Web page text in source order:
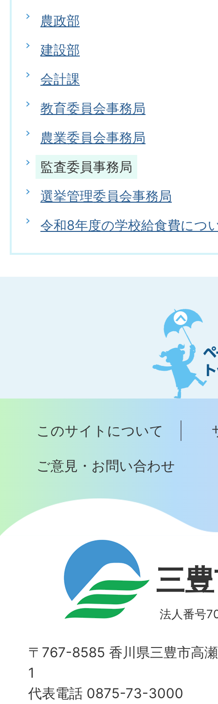
農政部
建設部
会計課
教育委員会事務局
農業委員会事務局
監査委員事務局
選挙管理委員会事務局
令和8年度の学校給食費につ
ペ
ー
ジ
ト
ッ
へ
このサイトについて
ご意見・お問い合わせ
三
法人番号
〒767-8585 香川県三豊市高
1
代表電話 0875-73-3000